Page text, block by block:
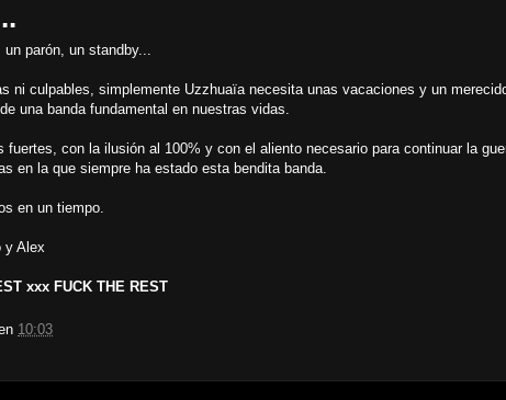
parón, un standby...
ni culpables, simplemente Uzzhuaïa necesita unas vacaciones y un
una banda fundamental en nuestras vidas.
fuertes, con la ilusión al 100% y con el aliento necesario para continuar la
en la que siempre ha estado esta bendita banda.
en un tiempo.
y Alex
xxx FUCK THE REST
10:03